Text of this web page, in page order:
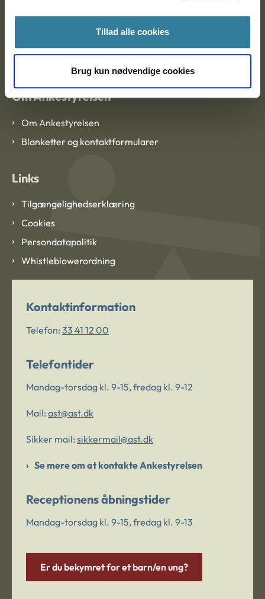
Tillad alle cookies
Brug kun nødvendige cookies
EAN: 57 98 000 35 48 21
CVR: 1007 4002
Om Ankestyrelsen
Om Ankestyrelsen
Blanketter og kontaktformularer
Links
Tilgængelighedserklæring
Cookies
Persondatapolitik
Whistleblowerordning
Kontaktinformation
Telefon: 33 41 12 00
Telefontider
Mandag-torsdag kl. 9-15, fredag kl. 9-12
Mail: ast@ast.dk
Sikker mail: sikkermail@ast.dk
Se mere om at kontakte Ankestyrelsen
Receptionens åbningstider
Mandag-torsdag kl. 9-15, fredag kl. 9-13
Er du bekymret for et barn/en ung?